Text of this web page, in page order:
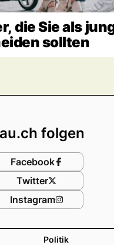
die Sie als
sollten
Politik
folgen
Facebook
Twitter
Instagram